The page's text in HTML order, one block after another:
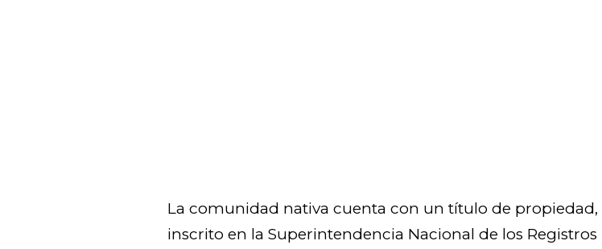
La comunidad nativa cuenta con un título de propiedad,
inscrito en la Superintendencia Nacional de los Registros